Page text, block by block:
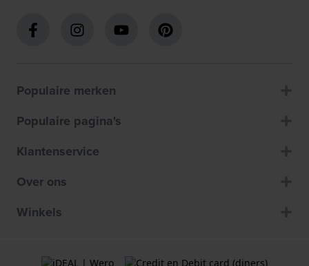
Populaire merken
Populaire pagina's
Klantenservice
Over ons
Winkels